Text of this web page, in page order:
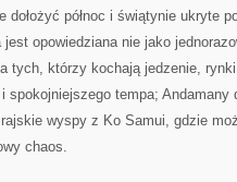
północ i świątynie ukryte
opowiedziana nie jako
tych, którzy kochają jedzenie,
tempa; Andamany
wyspy z Ko Samui, gdzie
chaos.